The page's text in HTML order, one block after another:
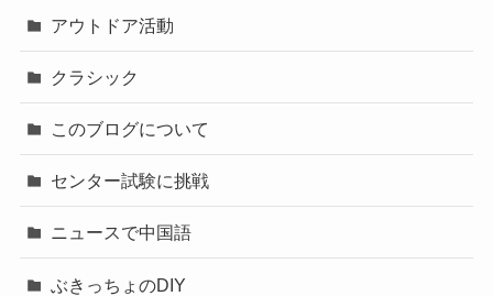
アウトドア活動
クラシック
このブログについて
センター試験に挑戦
ニュースで中国語
ぶきっちょのDIY